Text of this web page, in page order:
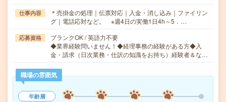
仕事内容
＊売掛金の処理｜伝票対応｜入金・消し込み｜ファイリン
グ｜電話応対など。 ※週4日の実働1日4h～5．…
応募資格
ブランクOK / 英語力不要
◆業界経験問いません！◆経理事務の経験がある方◆入
金・請求（日次業務・仕訳の知識をお持ち）経験者＆な…
職場の雰囲気
年齢層